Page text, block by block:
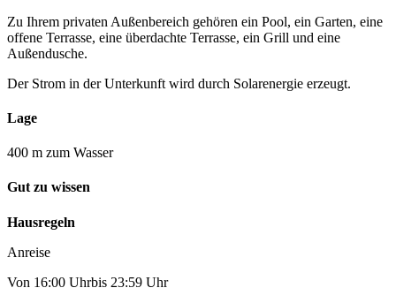
Zu Ihrem privaten Außenbereich gehören ein Pool, ein Garten, eine
offene Terrasse, eine überdachte Terrasse, ein Grill und eine
Außendusche.
Der Strom in der Unterkunft wird durch Solarenergie erzeugt.
Lage
400 m zum Wasser
Gut zu wissen
Hausregeln
Anreise
Von 16:00 Uhrbis 23:59 Uhr